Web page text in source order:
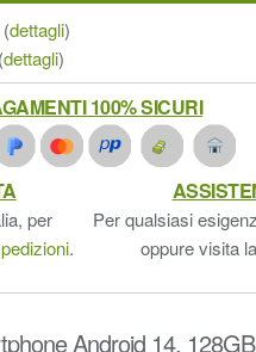
(dettagli)
dettagli)
100% SICURI
Per qualsiasi
oppure visita
per
.
Android 14,